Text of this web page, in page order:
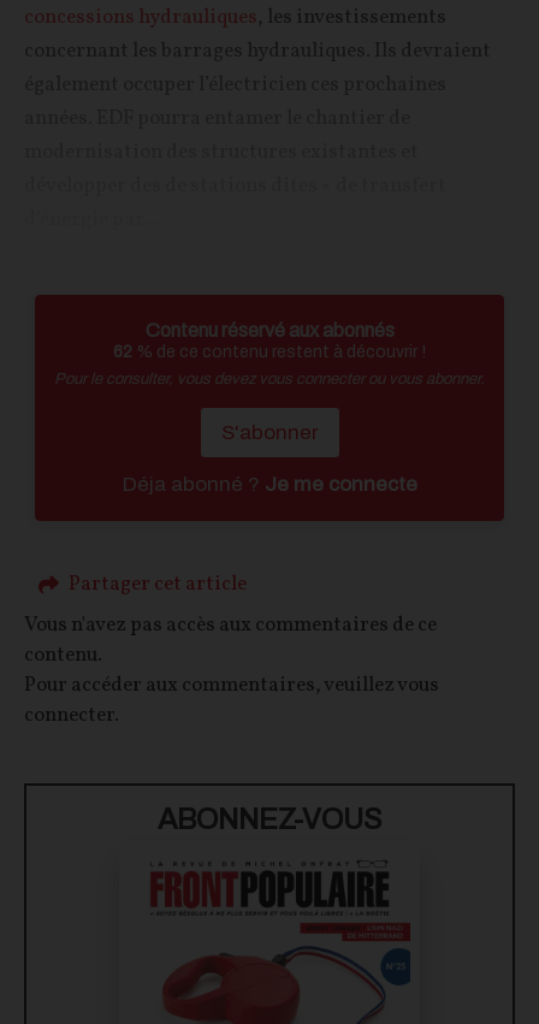
concessions hydrauliques, les investissements
Contenu réservé aux abonnés
62 % de ce contenu restent à découvrir !
Pour le consulter, vous devez vous connecter ou vous abonner.
S'abonner
Déja abonné ? Je me connecte
Partager cet article
Vous n'avez pas accès aux commentaires de ce
contenu.
Pour accéder aux commentaires, veuillez vous
connecter.
ABONNEZ-VOUS